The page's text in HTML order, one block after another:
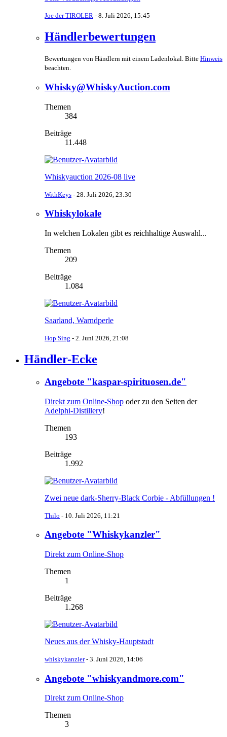
Joe der TIROLER - 8. Juli 2026, 15:45
Händlerbewertungen
Bewertungen von Händlern mit einem Ladenlokal. Bitte Hinweis
beachten.
Whisky@WhiskyAuction.com
Themen
384
Beiträge
11.448
Whiskyauction 2026-08 live
WithKeys - 28. Juli 2026, 23:30
Whiskylokale
In welchen Lokalen gibt es reichhaltige Auswahl...
Themen
209
Beiträge
1.084
Saarland, Warndperle
Hop Sing - 2. Juni 2026, 21:08
Händler-Ecke
Angebote "kaspar-spirituosen.de"
Direkt zum Online-Shop oder zu den Seiten der
Adelphi-Distillery!
Themen
193
Beiträge
1.992
Zwei neue dark-Sherry-Black Corbie - Abfüllungen !
Thilo - 10. Juli 2026, 11:21
Angebote "Whiskykanzler"
Direkt zum Online-Shop
Themen
1
Beiträge
1.268
Neues aus der Whisky-Hauptstadt
whiskykanzler- 3. Juni 2026, 14:06
Angebote "whiskyandmore.com"
Direkt zum Online-Shop
Themen
3